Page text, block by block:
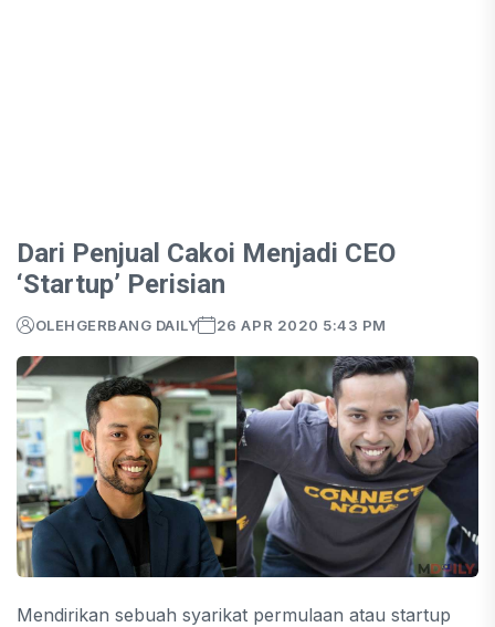
Dari Penjual Cakoi Menjadi CEO
‘Startup’ Perisian
OLEHGERBANG DAILY 26 APR 2020 5:43 PM
Mendirikan sebuah syarikat permulaan atau startup